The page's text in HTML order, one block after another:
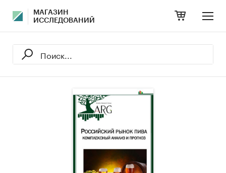
МАГАЗИН
ИССЛЕДОВАНИЙ